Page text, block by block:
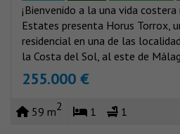
Vistas al mar
Vistas
¡Bienvenido a la una vida costera
Estates presenta Horus Torrox,
residencial en una de las
la Costa del Sol, al este de
255.000 €
59 m2 1 1